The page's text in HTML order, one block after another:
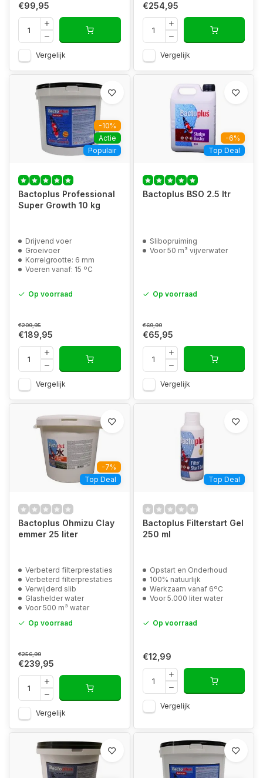
€99,95
Vergelijk
€254,95
Vergelijk
-10%
Actie
Populair
Bactoplus Professional
Super Growth 10 kg
Drijvend voer
Groeivoer
Korrelgrootte: 6 mm
Voeren vanaf: 15 ºC
Op voorraad
€209,95
€189,95
Vergelijk
-6%
Top Deal
Bactoplus BSO 2.5 ltr
Slibopruiming
Voor 50 m³ vijverwater
Op voorraad
€69,99
€65,95
Vergelijk
-7%
Top Deal
Bactoplus Ohmizu Clay
emmer 25 liter
Verbeterd filterprestaties
Verbeterd filterprestaties
Verwijderd slib
Glashelder water
Voor 500 m³ water
Op voorraad
€256,99
€239,95
Vergelijk
Top Deal
Bactoplus Filterstart Gel
250 ml
Opstart en Onderhoud
100% natuurlijk
Werkzaam vanaf 6ºC
Voor 5.000 liter water
Op voorraad
€12,99
Vergelijk